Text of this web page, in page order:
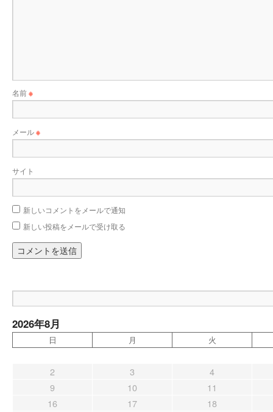
名前※
メール※
サイト
新しいコメントをメールで通知
新しい投稿をメールで受け取る
2026年8月
日 月 火
2 3
4
9
10
11
16
17
18